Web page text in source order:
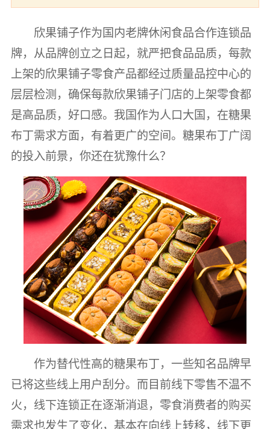
欣果铺子作为国内老牌休闲食品合作连锁品
牌，从品牌创立之日起，就严把食品品质，每款
上架的欣果铺子零食产品都经过质量品控中心的
层层检测，确保每款欣果铺子门店的上架零食都
是高品质，好口感。我国作为人口大国，在糖果
布丁需求方面，有着更广的空间。糖果布丁广阔
的投入前景，你还在犹豫什么？
作为替代性高的糖果布丁，一些知名品牌早
已将这些线上用户刮分。而目前线下零售不温不
火，线下连锁正在逐渐消退，零食消费者的购买
需求也发生了变化，基本在向线上转移，线下更